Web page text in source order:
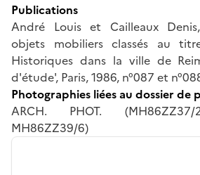
Publications
André Louis et Cailleaux
objets mobiliers classés au
Historiques dans la ville de
d'étude', Paris, 1986, n°087 et
Photographies liées au dossier de
ARCH. PHOT.
MH86ZZ39/6)